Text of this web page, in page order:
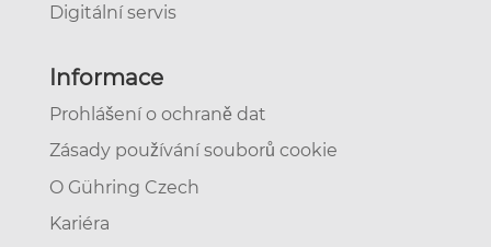
Digitální servis
Informace
Prohlášení o ochraně dat
Zásady používání souborů cookie
O Gühring Czech
Kariéra